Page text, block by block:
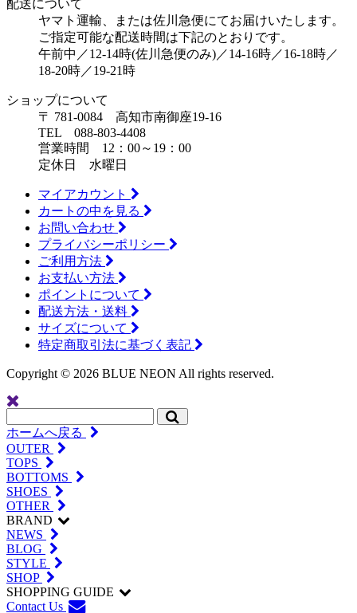
配送について
ヤマト運輸、または佐川急便にてお届けいたします。
ご指定可能な配送時間は下記のとおりです。
午前中／12-14時(佐川急便のみ)／14-16時／16-18時／
18-20時／19-21時
ショップについて
〒 781-0084 高知市南御座19-16
TEL 088-803-4408
営業時間 12：00～19：00
定休日 水曜日
マイアカウント
カートの中を見る
お問い合わせ
プライバシーポリシー
ご利用方法
お支払い方法
ポイントについて
配送方法・送料
サイズについて
特定商取引法に基づく表記
Copyright © 2026 BLUE NEON All rights reserved.
ホームへ戻る
OUTER
TOPS
BOTTOMS
SHOES
OTHER
BRAND
NEWS
BLOG
STYLE
SHOP
SHOPPING GUIDE
Contact Us